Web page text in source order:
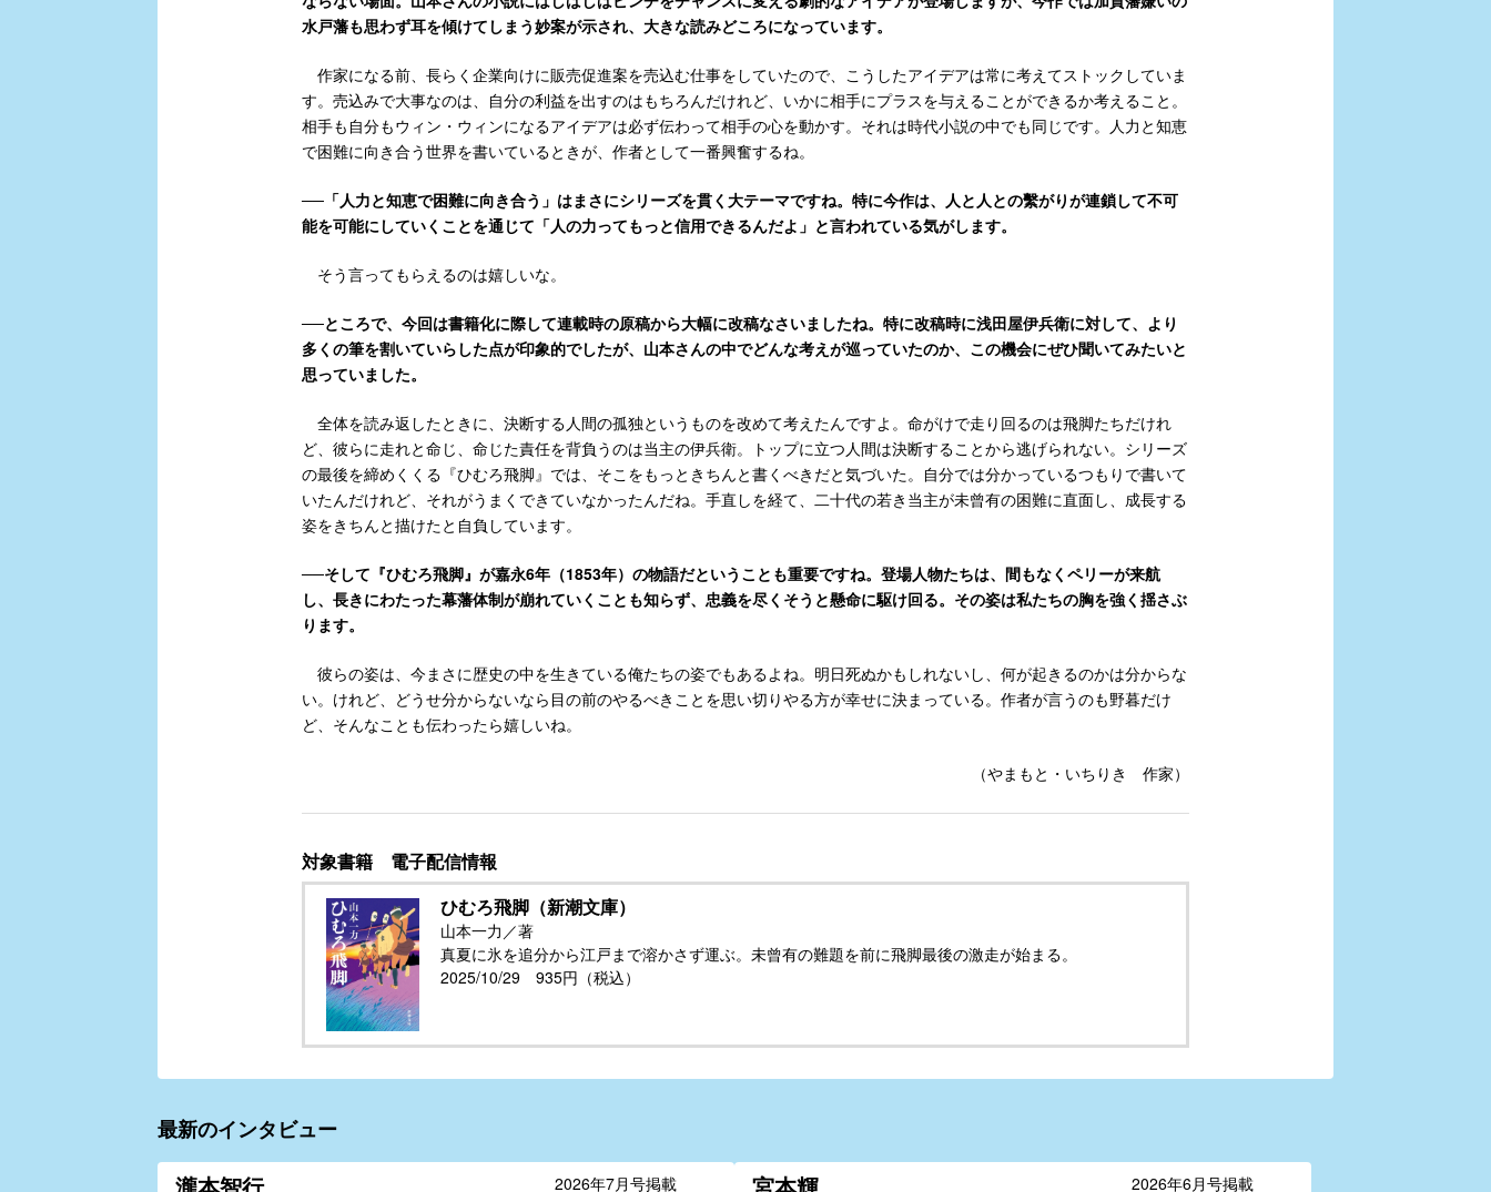
水戸藩も思わず耳を傾けてしまう妙案が示され、大きな読みどころになっています。
作家になる前、長らく企業向けに販売促進案を売込む仕事をしていたので、こうしたアイデアは常に考えてストックしていま
す。売込みで大事なのは、自分の利益を出すのはもちろんだけれど、いかに相手にプラスを与えることができるか考えること。
相手も自分もウィン・ウィンになるアイデアは必ず伝わって相手の心を動かす。それは時代小説の中でも同じです。人力と知恵
で困難に向き合う世界を書いているときが、作者として一番興奮するね。
──「人力と知恵で困難に向き合う」はまさにシリーズを貫く大テーマですね。特に今作は、人と人との繫がりが連鎖して不可
能を可能にしていくことを通じて「人の力ってもっと信用できるんだよ」と言われている気がします。
そう言ってもらえるのは嬉しいな。
──ところで、今回は書籍化に際して連載時の原稿から大幅に改稿なさいましたね。特に改稿時に浅田屋伊兵衛に対して、より
多くの筆を割いていらした点が印象的でしたが、山本さんの中でどんな考えが巡っていたのか、この機会にぜひ聞いてみたいと
思っていました。
全体を読み返したときに、決断する人間の孤独というものを改めて考えたんですよ。命がけで走り回るのは飛脚たちだけれ
ど、彼らに走れと命じ、命じた責任を背負うのは当主の伊兵衛。トップに立つ人間は決断することから逃げられない。シリーズ
の最後を締めくくる『ひむろ飛脚』では、そこをもっときちんと書くべきだと気づいた。自分では分かっているつもりで書いて
いたんだけれど、それがうまくできていなかったんだね。手直しを経て、二十代の若き当主が未曾有の困難に直面し、成長する
姿をきちんと描けたと自負しています。
──そして『ひむろ飛脚』が嘉永6年（1853年）の物語だということも重要ですね。登場人物たちは、間もなくペリーが来航
し、長きにわたった幕藩体制が崩れていくことも知らず、忠義を尽くそうと懸命に駆け回る。その姿は私たちの胸を強く揺さぶ
ります。
彼らの姿は、今まさに歴史の中を生きている俺たちの姿でもあるよね。明日死ぬかもしれないし、何が起きるのかは分からな
い。けれど、どうせ分からないなら目の前のやるべきことを思い切りやる方が幸せに決まっている。作者が言うのも野暮だけ
ど、そんなことも伝わったら嬉しいね。
（やまもと・いちりき 作家）
対象書籍 電子配信情報
ひむろ飛脚（新潮文庫）
山本一力／著
真夏に氷を追分から江戸まで溶かさず運ぶ。未曾有の難題を前に飛脚最後の激走が始まる。
2025/10/29 935円（税込）
最新のインタビュー
2026年7月号掲載 2026年6月号掲載